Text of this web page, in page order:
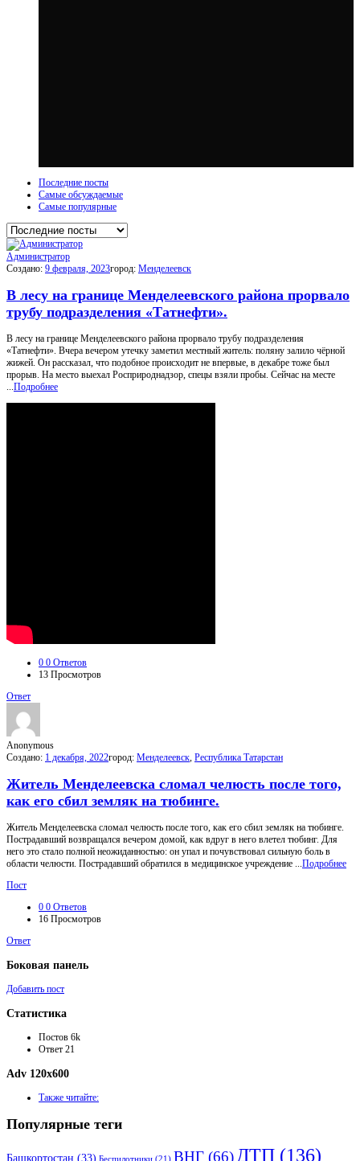
Последние посты
Самые обсуждаемые
Самые популярные
Администратор
Создано: 9 февраля, 2023город: Менделеевск
В лесу на границе Менделеевского района прорвало
трубу подразделения «Татнефти».
В лесу на границе Менделеевского района прорвало трубу подразделения
«Татнефти». Вчера вечером утечку заметил местный житель: поляну залило чёрной
жижей. Он рассказал, что подобное происходит не впервые, в декабре тоже был
прорыв. На место выехал Росприроднадзор, спецы взяли пробы. Сейчас на месте
...Подробнее
0 0 Ответов
13 Просмотров
Ответ
Anonymous
Создано: 1 декабря, 2022город: Менделеевск, Республика Татарстан
Житель Менделеевска сломал челюсть после того,
как его сбил земляк на тюбинге.
Житель Менделеевска сломал челюсть после того, как его сбил земляк на тюбинге.
Пострадавший возвращался вечером домой, как вдруг в него влетел тюбинг. Для
него это стало полной неожиданностью: он упал и почувствовал сильную боль в
области челюсти. Пострадавший обратился в медицинское учреждение ... Подробнее
Пост
0 0 Ответов
16 Просмотров
Ответ
Боковая панель
Добавить пост
Статистика
Постов 6k
Ответ 21
Adv 120x600
Также читайте:
Популярные теги
Башкортостан (33) Беспилотники (21) ВНГ (66) ДТП (136)